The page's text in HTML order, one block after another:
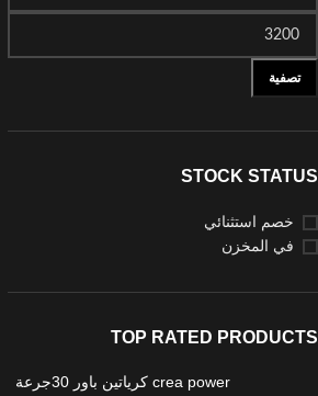
تصفية
STOCK STATUS
خصم استثنائي
في المخزن
TOP RATED PRODUCTS
crea power كرياتين باور 30جرعة